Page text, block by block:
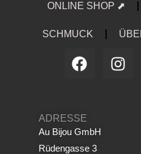
ONLINE SHOP ⬈
SCHMUCK
ADRESSE
Au Bijou GmbH
Rüdengasse 3